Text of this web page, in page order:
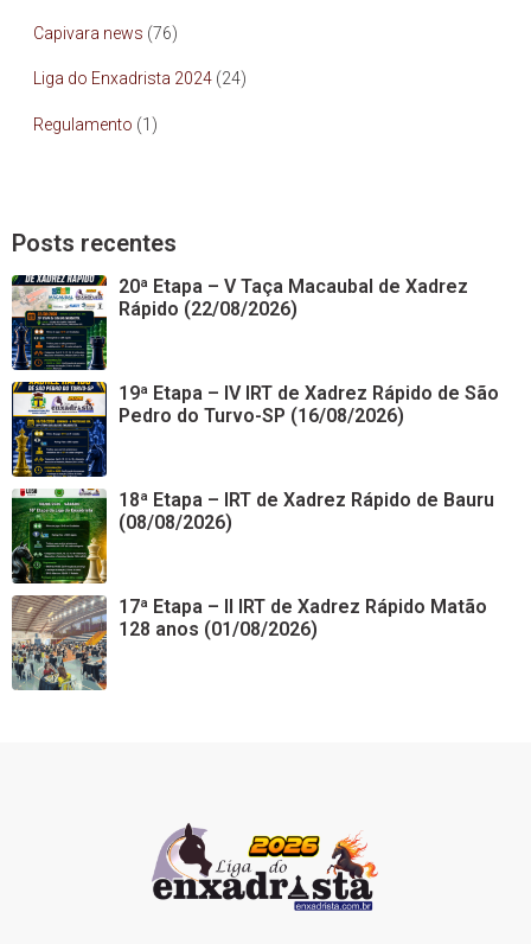
Capivara news (76)
Liga do Enxadrista 2024 (24)
Regulamento (1)
Posts recentes
20ª Etapa – V Taça Macaubal de Xadrez
Rápido (22/08/2026)
19ª Etapa – IV IRT de Xadrez Rápido de São
Pedro do Turvo-SP (16/08/2026)
18ª Etapa – IRT de Xadrez Rápido de Bauru
(08/08/2026)
17ª Etapa – II IRT de Xadrez Rápido Matão
128 anos (01/08/2026)